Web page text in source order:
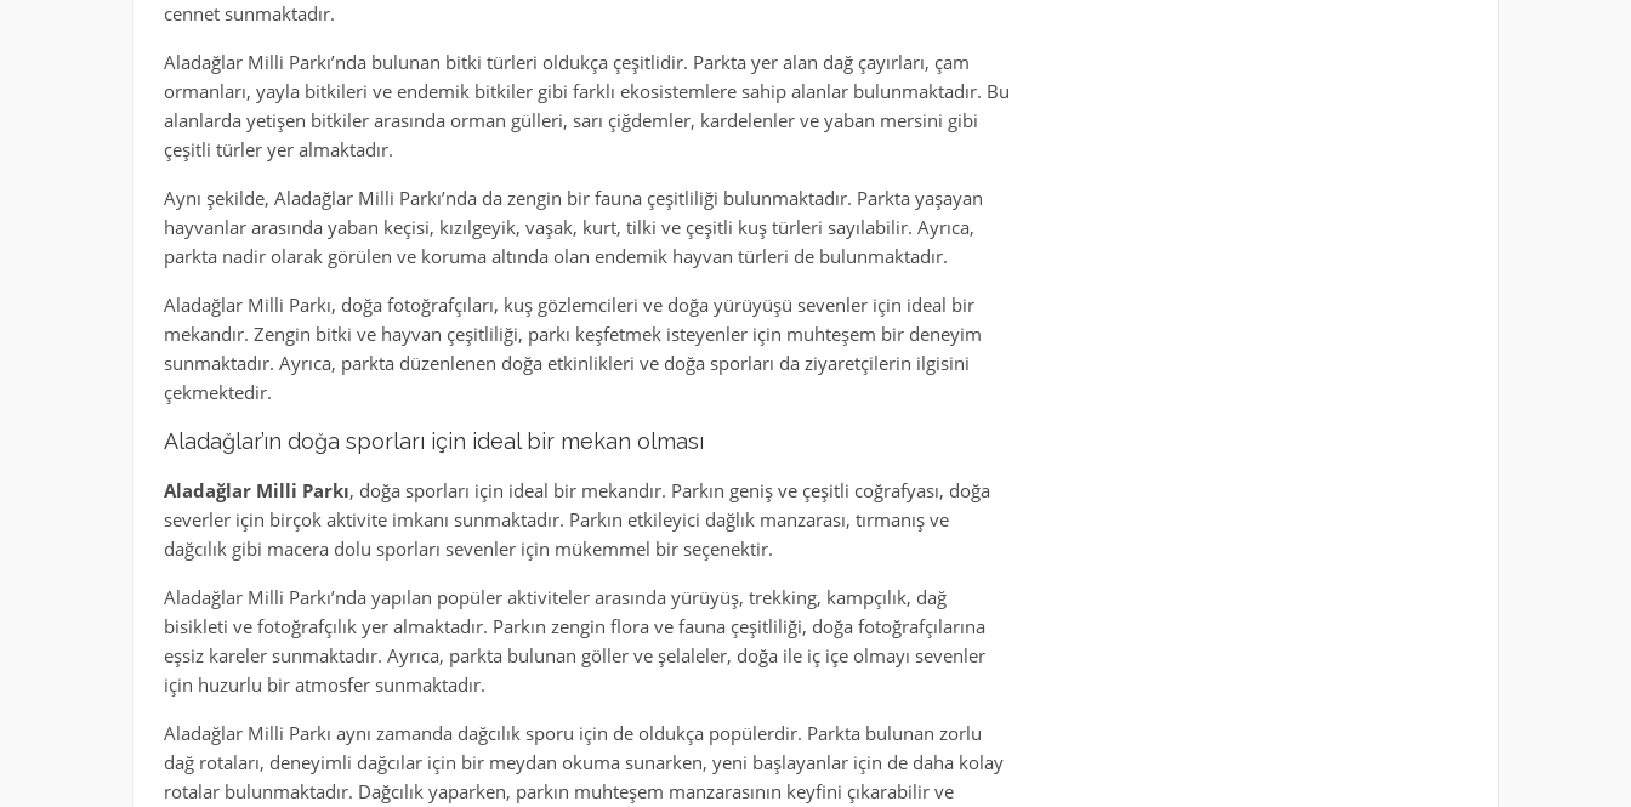
cennet sunmaktadır.
Aladağlar Milli Parkı’nda bulunan bitki türleri oldukça çeşitlidir. Parkta yer alan dağ çayırları, çam
ormanları, yayla bitkileri ve endemik bitkiler gibi farklı ekosistemlere sahip alanlar bulunmaktadır. Bu
alanlarda yetişen bitkiler arasında orman gülleri, sarı çiğdemler, kardelenler ve yaban mersini gibi
çeşitli türler yer almaktadır.
Aynı şekilde, Aladağlar Milli Parkı’nda da zengin bir fauna çeşitliliği bulunmaktadır. Parkta yaşayan
hayvanlar arasında yaban keçisi, kızılgeyik, vaşak, kurt, tilki ve çeşitli kuş türleri sayılabilir. Ayrıca,
parkta nadir olarak görülen ve koruma altında olan endemik hayvan türleri de bulunmaktadır.
Aladağlar Milli Parkı, doğa fotoğrafçıları, kuş gözlemcileri ve doğa yürüyüşü sevenler için ideal bir
mekandır. Zengin bitki ve hayvan çeşitliliği, parkı keşfetmek isteyenler için muhteşem bir deneyim
sunmaktadır. Ayrıca, parkta düzenlenen doğa etkinlikleri ve doğa sporları da ziyaretçilerin ilgisini
çekmektedir.
Aladağlar’ın doğa sporları için ideal bir mekan olması
Aladağlar Milli Parkı, doğa sporları için ideal bir mekandır. Parkın geniş ve çeşitli coğrafyası, doğa
severler için birçok aktivite imkanı sunmaktadır. Parkın etkileyici dağlık manzarası, tırmanış ve
dağcılık gibi macera dolu sporları sevenler için mükemmel bir seçenektir.
Aladağlar Milli Parkı’nda yapılan popüler aktiviteler arasında yürüyüş, trekking, kampçılık, dağ
bisikleti ve fotoğrafçılık yer almaktadır. Parkın zengin flora ve fauna çeşitliliği, doğa fotoğrafçılarına
eşsiz kareler sunmaktadır. Ayrıca, parkta bulunan göller ve şelaleler, doğa ile iç içe olmayı sevenler
için huzurlu bir atmosfer sunmaktadır.
Aladağlar Milli Parkı aynı zamanda dağcılık sporu için de oldukça popülerdir. Parkta bulunan zorlu
dağ rotaları, deneyimli dağcılar için bir meydan okuma sunarken, yeni başlayanlar için de daha kolay
rotalar bulunmaktadır. Dağcılık yaparken, parkın muhteşem manzarasının keyfini çıkarabilir ve